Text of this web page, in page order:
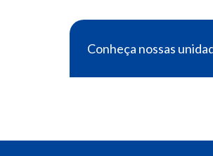
Conheça nossas